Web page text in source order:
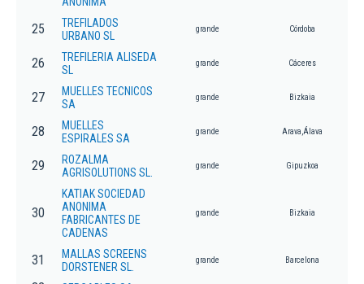
25
TREFILADOS
URBANO SL
grande Córdoba
26
TREFILERIA ALISEDA
SL
grande Cáceres
27
MUELLES TECNICOS
SA
grande Bizkaia
28
MUELLES
ESPIRALES SA
grande Arava,Álava
29
ROZALMA
AGRISOLUTIONS SL.
grande Gipuzkoa
30
KATIAK SOCIEDAD
ANONIMA
FABRICANTES DE
CADENAS
grande Bizkaia
31
MALLAS SCREENS
DORSTENER SL.
grande Barcelona